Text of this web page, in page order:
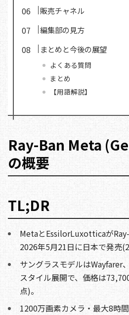
販売チャネル
編集部の見方
まとめと今後の展望
よくある質問
まとめ
【用語解説】
Ray-Ban Meta
の概要
TL;DR
MetaとEssilorLuxotticaが
2026年5月21日に日本で発売
サングラスモデルはWayfarer
スタイル展開で、価格は
点)。
1200万画素カメラ・最大8時